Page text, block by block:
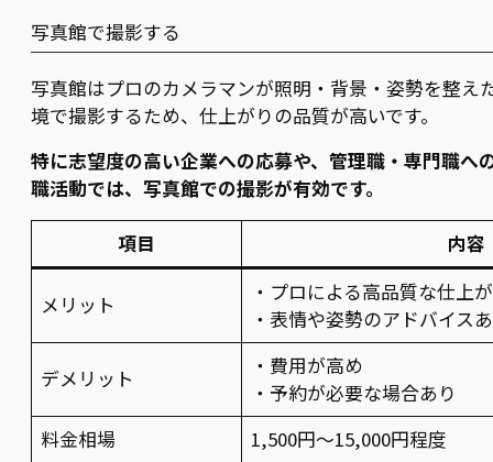
写真館で撮影する
写真館はプロのカメラマンが照明・背景・姿勢を整え
境で撮影するため、仕上がりの品質が高いです。
特に志望度の高い企業への応募や、管理職・専門職へ
職活動では、写真館での撮影が有効です。
項目 内容
メリット
・プロによる高品質な仕上
・表情や姿勢のアドバイス
デメリット
・費用が高め
・予約が必要な場合あり
料金相場
1,500円〜15,000円程度